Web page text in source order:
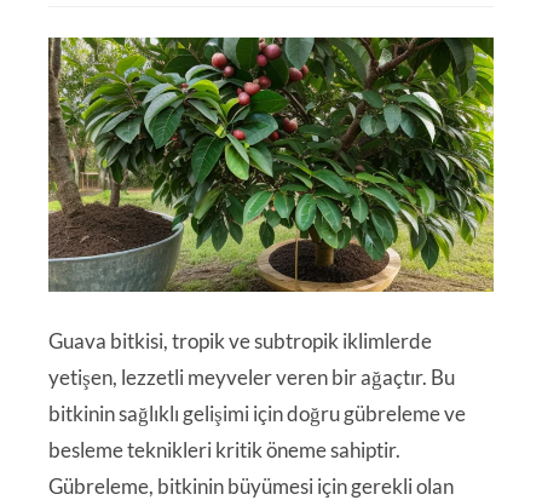
Guava bitkisi, tropik ve subtropik iklimlerde
yetişen, lezzetli meyveler veren bir ağaçtır. Bu
bitkinin sağlıklı gelişimi için doğru gübreleme ve
besleme teknikleri kritik öneme sahiptir.
Gübreleme, bitkinin büyümesi için gerekli olan